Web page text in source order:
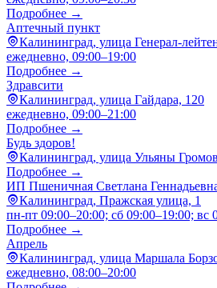
Подробнее →
Аптечный пункт
Калининград, улица Генерал-
ежедневно, 09:00–19:00
Подробнее →
Здравсити
Калининград, улица Гайдара, 120
ежедневно, 09:00–21:00
Подробнее →
Будь здоров!
Калининград, улица Ульяны
Подробнее →
ИП Пшеничная Светлана
Калининград, Пражская улица, 1
пн-пт 09:00–20:00; сб 09:00–19:00; вс
Подробнее →
Апрель
Калининград, улица Маршала
ежедневно, 08:00–20:00